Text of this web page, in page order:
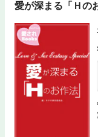
愛が深まる「Ｈの